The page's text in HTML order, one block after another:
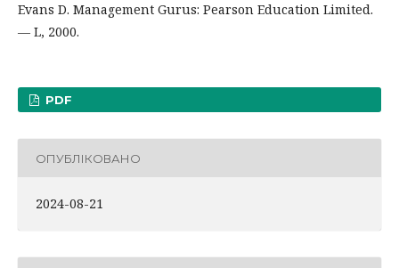
Evans D. Management Gurus: Pearson Education Limited.
— L, 2000.
PDF
ОПУБЛІКОВАНО
2024-08-21